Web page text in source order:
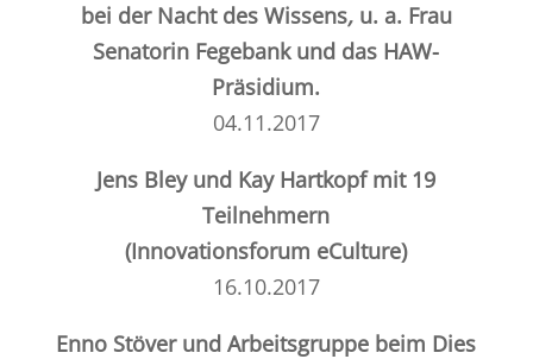
bei der Nacht des Wissens, u. a. Frau
Senatorin Fegebank und das HAW-
Präsidium.
04.11.2017
Jens Bley und Kay Hartkopf mit 19
Teilnehmern
(Innovationsforum eCulture)
16.10.2017
Enno Stöver und Arbeitsgruppe beim Dies